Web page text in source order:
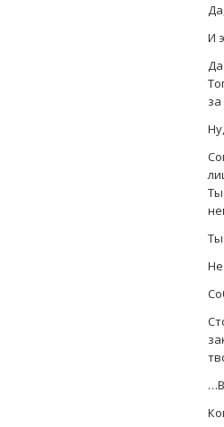
И
Да.
Ты
Не